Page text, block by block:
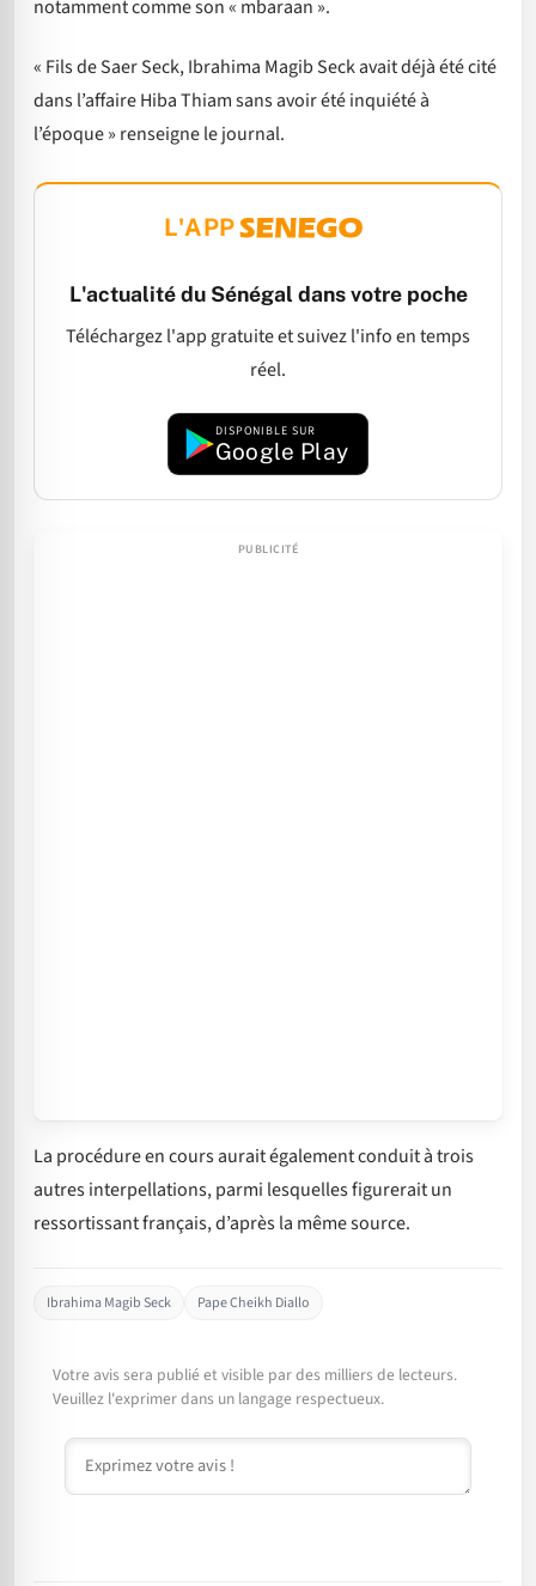
notamment comme son « mbaraan ».
« Fils de Saer Seck, Ibrahima Magib Seck avait déjà été cité
dans l’affaire Hiba Thiam sans avoir été inquiété à
l’époque » renseigne le journal.
L'APP
L'actualité du Sénégal dans votre poche
Téléchargez l'app gratuite et suivez l'info en temps
réel.
DISPONIBLE SUR
Google Play
La procédure en cours aurait également conduit à trois
autres interpellations, parmi lesquelles figurerait un
ressortissant français, d’après la même source.
Ibrahima Magib Seck Pape Cheikh Diallo
Votre avis sera publié et visible par des milliers de lecteurs.
Veuillez l'exprimer dans un langage respectueux.
Commentaire